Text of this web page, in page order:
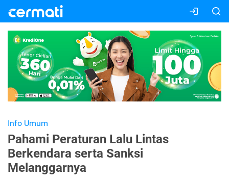
Info Umum
Pahami Peraturan Lalu Lintas
Berkendara serta Sanksi
Melanggarnya